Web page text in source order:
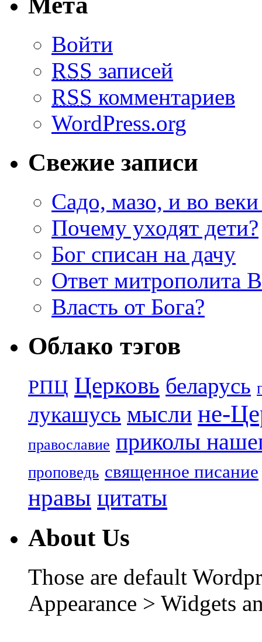
Войти
RSS записей
RSS комментариев
WordPress.org
Свежие записи
Садо, мазо, и во веки
Почему уходят дети?
Бог списан на дачу
Ответ митрополита
Власть от Бога?
Облако тэгов
РПЦ Церковь беларусь
лукашусь мысли не-
православие приколы
проповедь священное писание
нравы цитаты
About Us
Those are default
Appearance > Widgets